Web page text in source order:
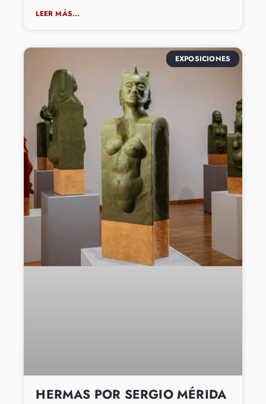
LEER MÁS...
EXPOSICIONES
HERMAS POR SERGIO MÉRIDA